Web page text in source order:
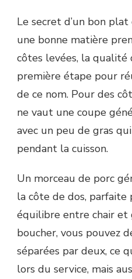
Le secret d’un bon
une bonne matière
côtes levées, la qualité
première étape pour
de ce nom. Pour des
ne vaut une coupe
avec un peu de gras
pendant la cuisson.
Un morceau de porc
la côte de dos, parfaite
équilibre entre chair et
boucher, vous pouvez
séparées par deux, ce
lors du service, mais